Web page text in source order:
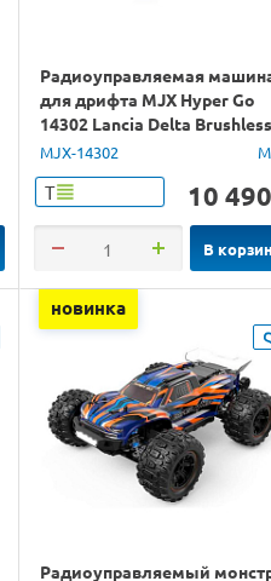
Радиоуправляемая
для дрифта MJX Hyper Go
14302 Lancia Delta Brushless
4WD 2.4G LED 1/14 RTR
MJX-14302
Т 10 490
В
новинка
Радиоуправляемый